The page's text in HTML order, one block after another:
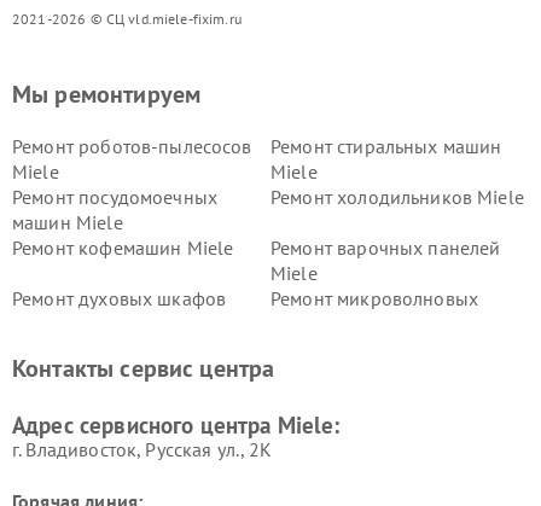
2021-2026 © СЦ vld.miele-fixim.ru
Мы ремонтируем
Ремонт роботов-пылесосов
Miele
Ремонт стиральных машин
Miele
Ремонт посудомоечных
машин Miele
Ремонт холодильников Miele
Ремонт кофемашин Miele
Ремонт варочных панелей
Miele
Ремонт духовых шкафов
Ремонт микроволновых
Miele
Miele
пылесосов Miele
Контакты сервис центра
Адрес сервисного центра Miele:
г. Владивосток, Русская ул., 2К
Горячая линия: